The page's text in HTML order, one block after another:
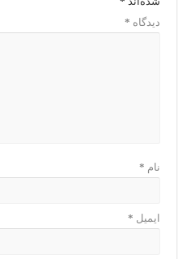
دیدگاه *
نام *
ایمیل *